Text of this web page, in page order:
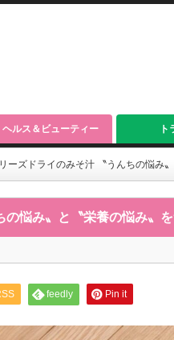
ヘルス＆ビューティー ト
ーズドライのみそ汁 〝うんちの悩み
悩み〟と〝栄養の悩み〟
feedly Pin it